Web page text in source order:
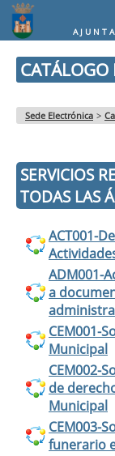
CATÁLOGO
Sede Electrónica >
SERVICIOS
TODAS LAS
ACT001-
ADM001-
a
CEM001-
Municipal
CEM002-
de
Municipal
CEM003-
funerario